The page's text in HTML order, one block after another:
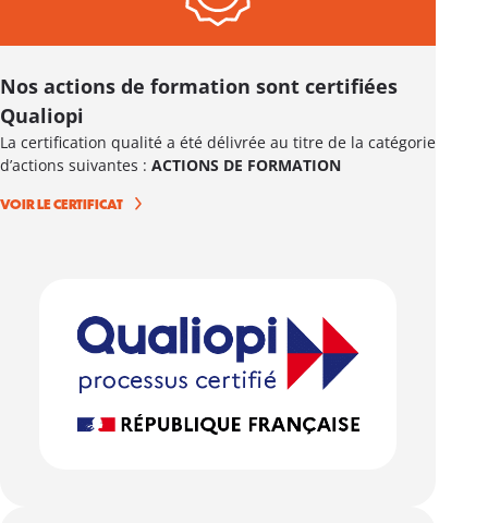
Nos actions de formation sont certifiées
Qualiopi
La certification qualité a été délivrée au titre de la catégorie
d’actions suivantes : ACTIONS DE FORMATION
VOIR LE CERTIFICAT